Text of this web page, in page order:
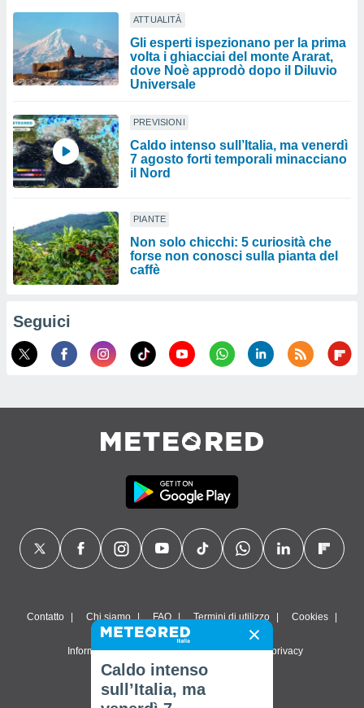
ATTUALITÀ
Gli esperti ispezionano per la prima
volta i ghiacciai del monte Ararat,
dove Noè approdò dopo il Diluvio
Universale
PREVISIONI
Caldo intenso sull’Italia, ma venerdì
7 agosto forti temporali minacciano
il Nord
PIANTE
Non solo chicchi: 5 curiosità che
forse non conosci sulla pianta del
caffè
Seguici
Contatto Chi siamo FAQ Termini di utilizzo Cookies
Informativa sulla privacy Impostazioni sulla privacy
© 2026 Meteored. Tutti i diritti riservati
Caldo intenso
sull’Italia, ma